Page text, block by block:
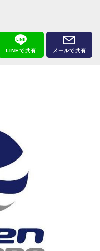
LINEで共有 メールで共有